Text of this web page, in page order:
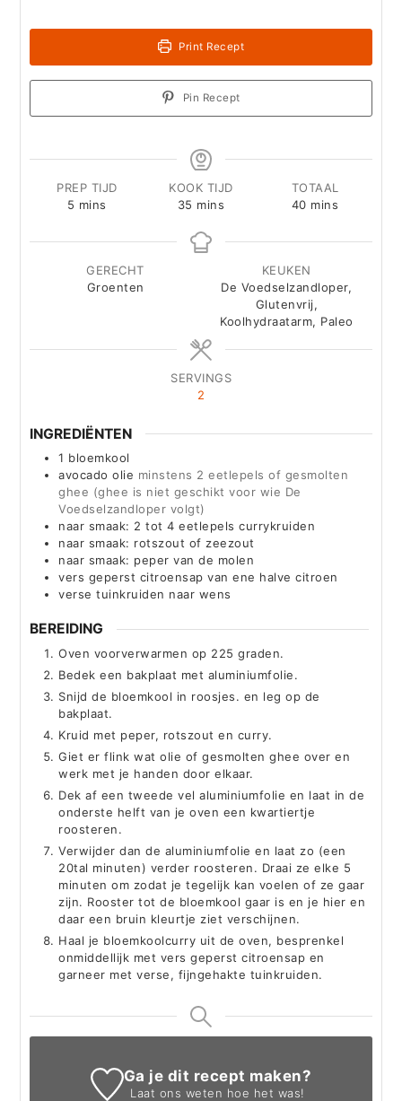
Print Recept
Pin Recept
PREP TIJD
5 minutes
mins
KOOK TIJD
35 minutes
mins
TOTAAL
40minutes
mins
GERECHT
Groenten
KEUKEN
De Voedselzandloper,
Glutenvrij,
Koolhydraatarm, Paleo
SERVINGS
2
INGREDIËNTEN
1 bloemkool
avocado olie minstens 2 eetlepels of gesmolten
ghee (ghee is niet geschikt voor wie De
Voedselzandloper volgt)
naar smaak: 2 tot 4 eetlepels currykruiden
naar smaak: rotszout of zeezout
naar smaak: peper van de molen
vers geperst citroensap van ene halve citroen
verse tuinkruiden naar wens
BEREIDING
Oven voorverwarmen op 225 graden.
Bedek een bakplaat met aluminiumfolie.
Snijd de bloemkool in roosjes. en leg op de
bakplaat.
Kruid met peper, rotszout en curry.
Giet er flink wat olie of gesmolten ghee over en
werk met je handen door elkaar.
Dek af een tweede vel aluminiumfolie en laat in de
onderste helft van je oven een kwartiertje
roosteren.
Verwijder dan de aluminiumfolie en laat zo (een
20tal minuten) verder roosteren. Draai ze elke 5
minuten om zodat je tegelijk kan voelen of ze gaar
zijn. Rooster tot de bloemkool gaar is en je hier en
daar een bruin kleurtje ziet verschijnen.
Haal je bloemkoolcurry uit de oven, besprenkel
onmiddellijk met vers geperst citroensap en
garneer met verse, fijngehakte tuinkruiden.
Ga je dit recept maken?
Laat ons weten hoe het was!